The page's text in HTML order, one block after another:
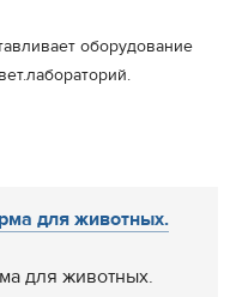
оборудование
для животных.
для животных.